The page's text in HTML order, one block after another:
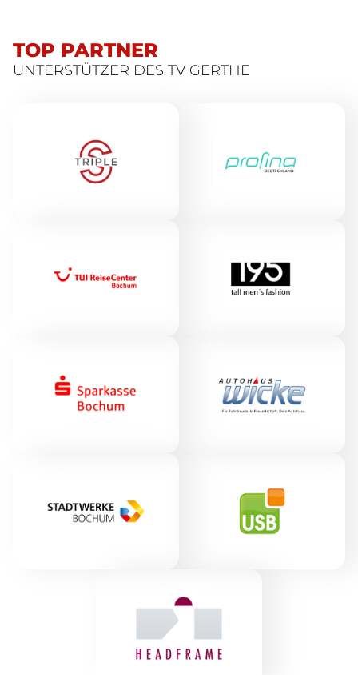
TOP PARTNER
UNTERSTÜTZER DES TV GERTHE